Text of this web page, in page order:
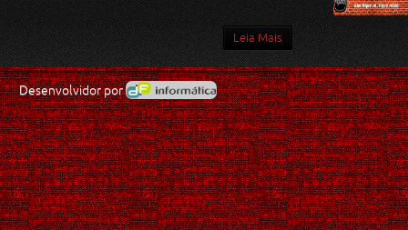
Leia Mais
Desenvolvidor por